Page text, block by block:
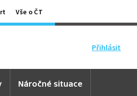
Vše o ČT
Přihlásit
Náročné situace